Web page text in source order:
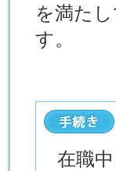
を満た
す。
在職